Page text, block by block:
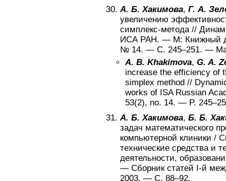
А. Б. Хакимова, Г. А.
увеличению
симплекс-метода//
ИСА РАН. — М:
№ 14. — С. 245–251. —
A. B. Khakimova, G. A.
increase the efficiency of
simplex method //
works of ISA Russian
53(2), no. 14. — P.
А. Б. Хакимова, Б. Б.
задач математического
компьютерной клиники /
технические средства и
деятельности,
— Сборник статей I-й
2003. — С. 88–92.